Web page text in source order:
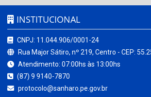
INSTITUCIONAL
CNPJ: 11.044.906/0001-24
Rua Major Sátiro, nº 219, Centro - CEP:
Atendimento: 07:00hs às 13:00hs
(87) 9 9140-7870
protocolo@sanharo.pe.gov.br